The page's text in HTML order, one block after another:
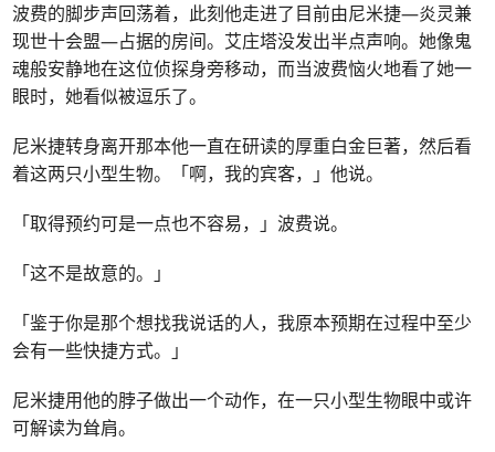
波费的脚步声回荡着，此刻他走进了目前由尼米捷—炎灵兼
现世十会盟—占据的房间。艾庄塔没发出半点声响。她像鬼
魂般安静地在这位侦探身旁移动，而当波费恼火地看了她一
眼时，她看似被逗乐了。
尼米捷转身离开那本他一直在研读的厚重白金巨著，然后看
着这两只小型生物。「啊，我的宾客，」他说。
「取得预约可是一点也不容易，」波费说。
「这不是故意的。」
「鉴于你是那个想找我说话的人，我原本预期在过程中至少
会有一些快捷方式。」
尼米捷用他的脖子做出一个动作，在一只小型生物眼中或许
可解读为耸肩。